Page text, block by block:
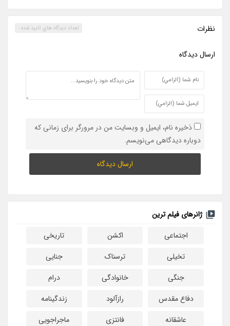
نظرات تعداد ديدگاه هاي تاييد شده :
ارسال ديدگاه
ذخیره نام، ایمیل و وبسایت من در مرورگر برای زمانی که
دوباره دیدگاهی می‌نویسم.
ژانرهای فیلم ترین
اجتماعی
اکشن
تاریخی
تخیلی
ترسناک
جنایی
جنگی
خانوادگی
درام
دفاع مقدس
رازآلود
زندگینامه
عاشقانه
فانتزی
ماجراجویی